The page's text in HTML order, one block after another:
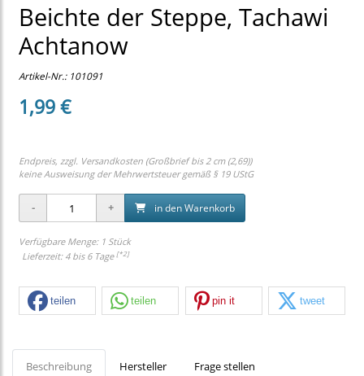
Beichte der Steppe, Tachawi
Achtanow
Artikel-Nr.: 101091
1,99 €
Endpreis, zzgl. Versandkosten (Großbrief bis 2 cm (2,69))
keine Ausweisung der Mehrwertsteuer gemäß § 19 UStG
in den Warenkorb
Verfügbare Menge: 1 Stück
Lieferzeit: 4 bis 6 Tage [*2]
teilen teilen pin it tweet
Beschreibung Hersteller Frage stellen